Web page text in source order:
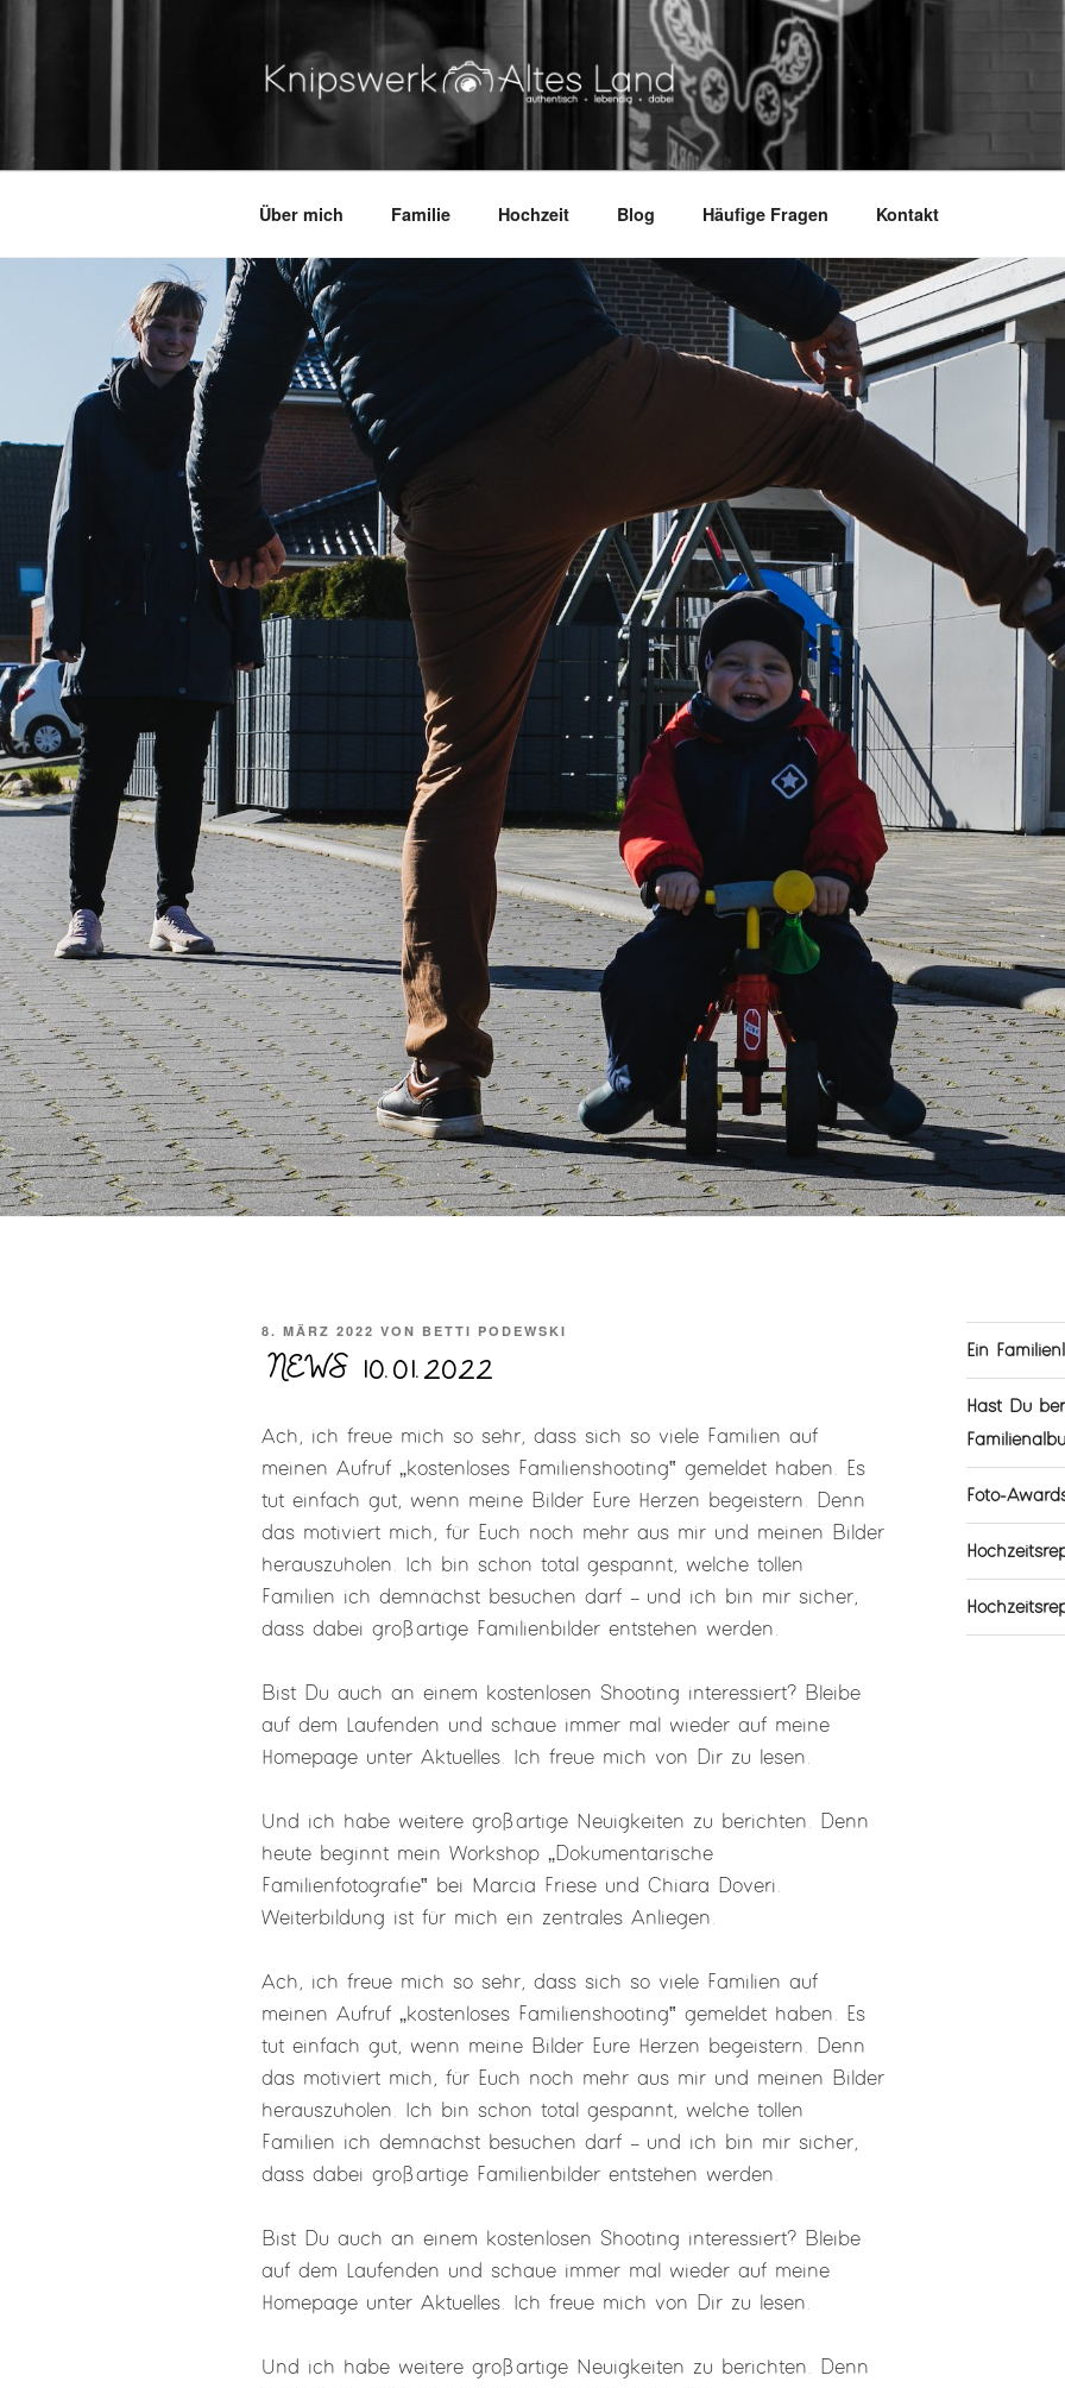
KNIPSWERK – ALTES LAND
authentisch. lebending. dabei.
Über mich Familie Hochzeit Blog Häufige Fragen Kontakt
VERÖFFENTLICHT
AM
8. MÄRZ 2022 VON BETTI PODEWSKI
NEWS 10.01.2022
Ach, ich freue mich so sehr, dass sich so viele Familien auf
meinen Aufruf „kostenloses Familienshooting‟ gemeldet haben. Es
tut einfach gut, wenn meine Bilder Eure Herzen begeistern. Denn
das motiviert mich, für Euch noch mehr aus mir und meinen Bilder
herauszuholen. Ich bin schon total gespannt, welche tollen
Familien ich demnächst besuchen darf – und ich bin mir sicher,
dass dabei großartige Familienbilder entstehen werden.
Bist Du auch an einem kostenlosen Shooting interessiert? Bleibe
auf dem Laufenden und schaue immer mal wieder auf meine
Homepage unter Aktuelles. Ich freue mich von Dir zu lesen.
Und ich habe weitere großartige Neuigkeiten zu berichten. Denn
heute beginnt mein Workshop „Dokumentarische
Familienfotografie‟ bei Marcia Friese und Chiara Doveri.
Weiterbildung ist für mich ein zentrales Anliegen.
Ach, ich freue mich so sehr, dass sich so viele Familien auf
meinen Aufruf „kostenloses Familienshooting‟ gemeldet haben. Es
tut einfach gut, wenn meine Bilder Eure Herzen begeistern. Denn
das motiviert mich, für Euch noch mehr aus mir und meinen Bilder
herauszuholen. Ich bin schon total gespannt, welche tollen
Familien ich demnächst besuchen darf – und ich bin mir sicher,
dass dabei großartige Familienbilder entstehen werden.
Bist Du auch an einem kostenlosen Shooting interessiert? Bleibe
auf dem Laufenden und schaue immer mal wieder auf meine
Homepage unter Aktuelles. Ich freue mich von Dir zu lesen.
Und ich habe weitere großartige Neuigkeiten zu berichten. Denn
Ein
Hast Du
Foto-